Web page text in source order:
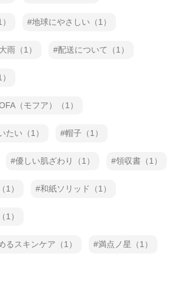
地球にやさしい（1）
大雨（1） 配送について（1）
（モフア）（1）
たい（1） 帽子（1）
優しい肌ざわり（1） 領収書（1）
1） 和紙ソリッド（1）
1）
るスキンケア（1） 満点ノ星（1）